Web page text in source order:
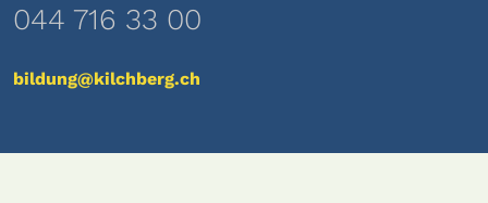
044 716 33 00
bildung@kilchberg.ch